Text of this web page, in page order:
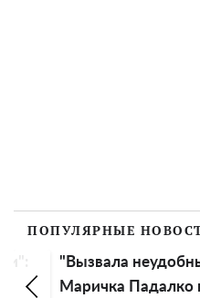
ПОПУЛЯРНЫЕ
"Вызвала
Маричка Падалко